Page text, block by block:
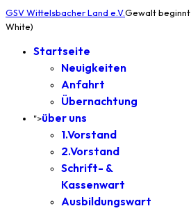
GSV Wittelsbacher Land e.V.Gewalt
White)
Startseite
Neuigkeiten
Anfahrt
Übernachtung
">über uns
1.Vorstand
2.Vorstand
Schrift- &
Kassenwart
Ausbildungswart